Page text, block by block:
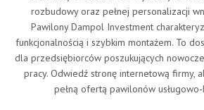
rozbudowy oraz pełnej personalizacji
Pawilony Dampol Investment
funkcjonalnością i szybkim montażem. To
dla przedsiębiorców poszukujących
pracy. Odwiedź stronę internetową firmy,
pełną ofertą pawilonów